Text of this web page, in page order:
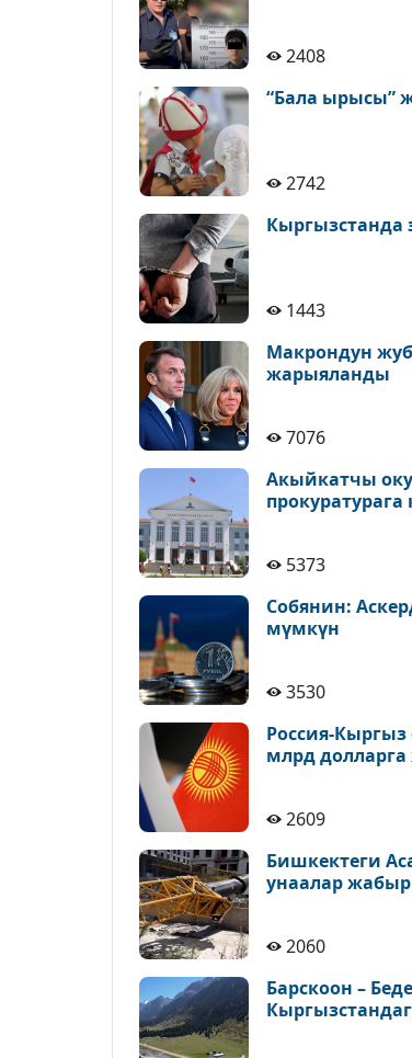
2408
“Бала ырысы”
2742
Кыргызстанда
1443
Макрондун
жарыяланды
7076
Акыйкатчы
5373
Собянин:
мүмкүн
3530
Россия-
млрд
2609
Бишкектеги
унаалар
2060
Барскоон –